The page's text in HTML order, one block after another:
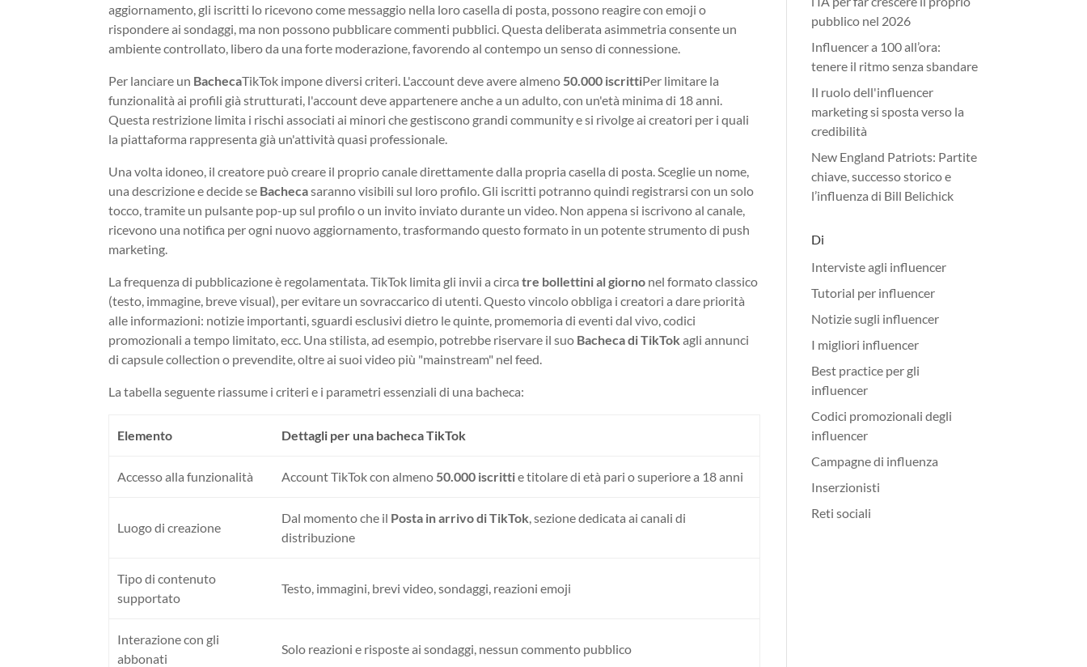
aggiornamento, gli iscritti lo ricevono come messaggio nella loro casella di posta, possono reagire con emoji o
rispondere ai sondaggi, ma non possono pubblicare commenti pubblici. Questa deliberata asimmetria consente un
ambiente controllato, libero da una forte moderazione, favorendo al contempo un senso di connessione.
Per lanciare un BachecaTikTok impone diversi criteri. L'account deve avere almeno 50.000 iscrittiPer limitare la
funzionalità ai profili già strutturati, l'account deve appartenere anche a un adulto, con un'età minima di 18 anni.
Questa restrizione limita i rischi associati ai minori che gestiscono grandi community e si rivolge ai creatori per i quali
la piattaforma rappresenta già un'attività quasi professionale.
Una volta idoneo, il creatore può creare il proprio canale direttamente dalla propria casella di posta. Sceglie un nome,
una descrizione e decide se Bachecasaranno visibili sul loro profilo. Gli iscritti potranno quindi registrarsi con un solo
tocco, tramite un pulsante pop-up sul profilo o un invito inviato durante un video. Non appena si iscrivono al canale,
ricevono una notifica per ogni nuovo aggiornamento, trasformando questo formato in un potente strumento di push
marketing.
La frequenza di pubblicazione è regolamentata. TikTok limita gli invii a circatre bollettini al giorno nel formato classico
(testo, immagine, breve visual), per evitare un sovraccarico di utenti. Questo vincolo obbliga i creatori a dare priorità
alle informazioni: notizie importanti, sguardi esclusivi dietro le quinte, promemoria di eventi dal vivo, codici
promozionali a tempo limitato, ecc. Una stilista, ad esempio, potrebbe riservare il suo Bacheca di TikTok agli annunci
di capsule collection o prevendite, oltre ai suoi video più "mainstream" nel feed.
La tabella seguente riassume i criteri e i parametri essenziali di una bacheca:
Elemento Dettagli per una bacheca TikTok
Accesso alla funzionalità Account TikTok con almeno 50.000 iscrittie titolare di età pari o superiore a 18 anni
Luogo di creazione
Dal momento che il Posta in arrivo di TikTok, sezione dedicata ai canali di
distribuzione
Tipo di contenuto
supportato
Testo, immagini, brevi video, sondaggi, reazioni emoji
Interazione con gli
abbonati
Solo reazioni e risposte ai sondaggi, nessun commento pubblico
pubblico nel 2026
Influencer a 100 all’ora:
tenere il ritmo senza sbandare
Il ruolo dell'influencer
marketing si sposta verso la
credibilità
New England Patriots: Partite
chiave, successo storico e
l’influenza di Bill Belichick
Di
Interviste agli influencer
Tutorial per influencer
Notizie sugli influencer
I migliori influencer
Best practice per gli
influencer
Codici promozionali degli
influencer
Campagne di influenza
Inserzionisti
Reti sociali